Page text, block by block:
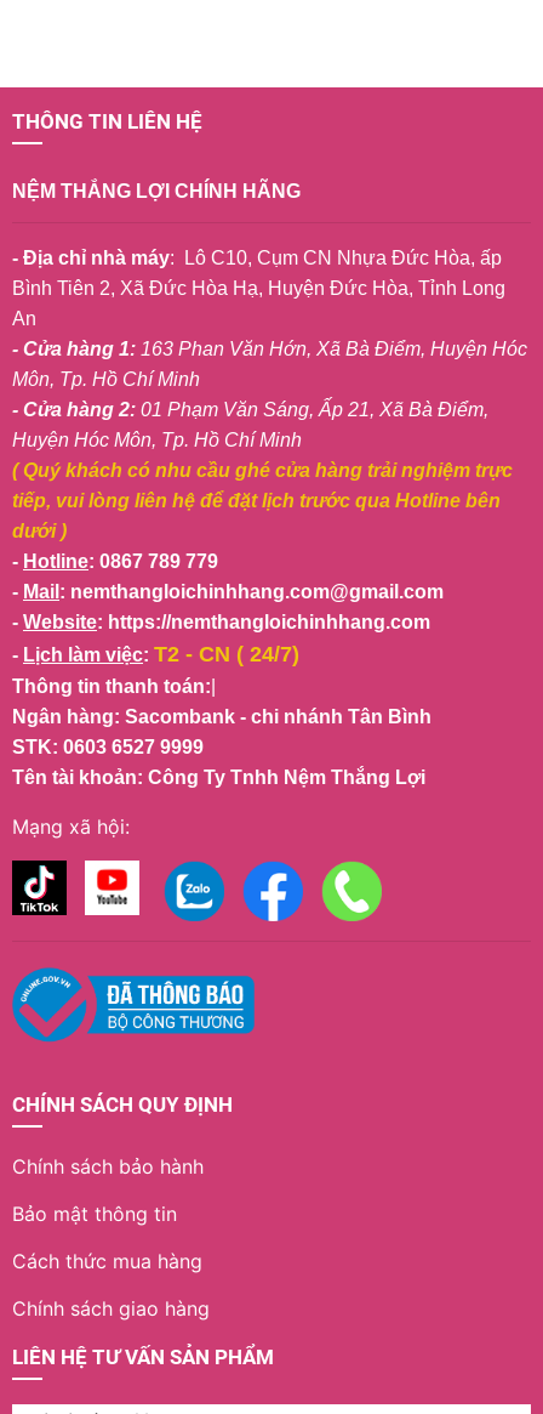
THÔNG TIN LIÊN HỆ
NỆM THẮNG LỢI CHÍNH HÃNG
- Địa chỉ nhà máy: Lô C10, Cụm CN Nhựa Đức Hòa, ấp
Bình Tiên 2, Xã Đức Hòa Hạ, Huyện Đức Hòa, Tỉnh Long
An
- Cửa hàng 1: 163 Phan Văn Hớn, Xã Bà Điểm, Huyện Hóc
Môn, Tp. Hồ Chí Minh
- Cửa hàng 2: 01 Phạm Văn Sáng, Ấp 21, Xã Bà Điểm,
Huyện Hóc Môn, Tp. Hồ Chí Minh
( Quý khách có nhu cầu ghé cửa hàng trải nghiệm trực
tiếp, vui lòng liên hệ để đặt lịch trước qua Hotline bên
dưới )
- Hotline: 0867 789 779
- Mail : nemthangloichinhhang.com@gmail.com
- Website: https://nemthangloichinhhang.com
- Lịch làm việc: T2 - CN ( 24/7)
Thông tin thanh toán:
Ngân hàng: Sacombank - chi nhánh Tân Bình
STK: 0603 6527 9999
Tên tài khoản: Công Ty Tnhh Nệm Thắng Lợi
Mạng xã hội:
CHÍNH SÁCH QUY ĐỊNH
Chính sách bảo hành
Bảo mật thông tin
Cách thức mua hàng
Chính sách giao hàng
LIÊN HỆ TƯ VẤN SẢN PHẨM